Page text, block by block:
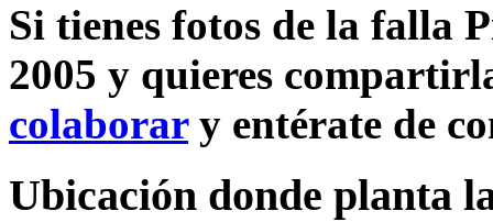
Si tienes fotos de la falla
2005 y quieres
colaborary entérate de
Ubicación donde planta